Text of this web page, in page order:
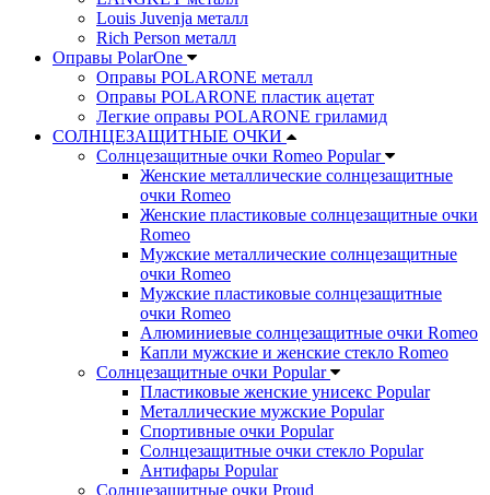
Louis Juvenja металл
Rich Person металл
Оправы PolarOne
Оправы POLARONE металл
Оправы POLARONE пластик ацетат
Легкие оправы POLARONE гриламид
СОЛНЦЕЗАЩИТНЫЕ ОЧКИ
Солнцезащитные очки Romeo Popular
Женские металлические солнцезащитные
очки Romeo
Женские пластиковые солнцезащитные очки
Romeo
Мужские металлические солнцезащитные
очки Romeo
Мужские пластиковые солнцезащитные
очки Romeo
Алюминиевые солнцезащитные очки Romeo
Капли мужские и женские стекло Romeo
Солнцезащитные очки Popular
Пластиковые женские унисекс Popular
Металлические мужские Popular
Спортивные очки Popular
Солнцезащитные очки стекло Popular
Aнтифары Popular
Солнцезащитные очки Proud